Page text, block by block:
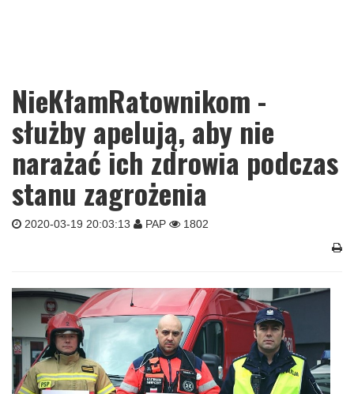
NieKłamRatownikom -
służby apelują, aby nie
narażać ich zdrowia podczas
stanu zagrożenia
2020-03-19 20:03:13 PAP 1802